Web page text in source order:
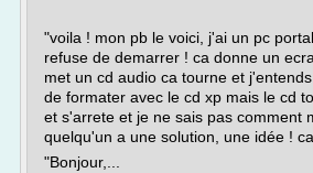
"voila ! mon pb le voici, j'ai un pc
refuse de demarrer ! ca donne un
met un cd audio ca tourne et
de formater avec le cd xp mais le cd
et s'arrete et je ne sais pas comment
quelqu'un a une solution, une idée !
"Bonjour,...